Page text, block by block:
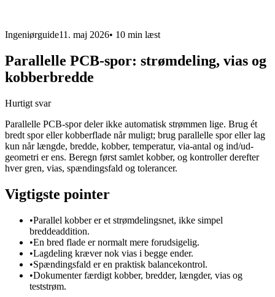
Ingeniørguide11. maj 2026• 10 min læst
Parallelle PCB-spor: strømdeling, vias og
kobberbredde
Hurtigt svar
Parallelle PCB-spor deler ikke automatisk strømmen lige. Brug ét
bredt spor eller kobberflade når muligt; brug parallelle spor eller lag
kun når længde, bredde, kobber, temperatur, via-antal og ind/ud-
geometri er ens. Beregn først samlet kobber, og kontroller derefter
hver gren, vias, spændingsfald og tolerancer.
Vigtigste pointer
•Parallel kobber er et strømdelingsnet, ikke simpel
breddeaddition.
•En bred flade er normalt mere forudsigelig.
•Lagdeling kræver nok vias i begge ender.
•Spændingsfald er en praktisk balancekontrol.
•Dokumenter færdigt kobber, bredder, længder, vias og
teststrøm.